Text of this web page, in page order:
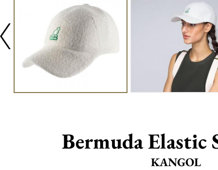
Bermuda Elastic
KANGOL